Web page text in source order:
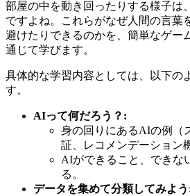
部屋の中を動き回ったりする様子は
ですよね。これらがなぜ人間の言葉
避けたりできるのかを、簡単なゲー
通じて学びます。
具体的な学習内容としては、以下の
す。
AIって何だろう？:
身の回りにあるAIの例（
証、レコメンデーション
AIができること、できな
る。
データを集めて分類してみよ